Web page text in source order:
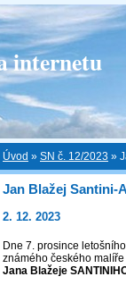
internetu
Úvod » SN č. 12/2023 »
Jan Blažej Santini-
2. 12. 2023
Dne 7. prosince
známého českého
Jana Blažeje